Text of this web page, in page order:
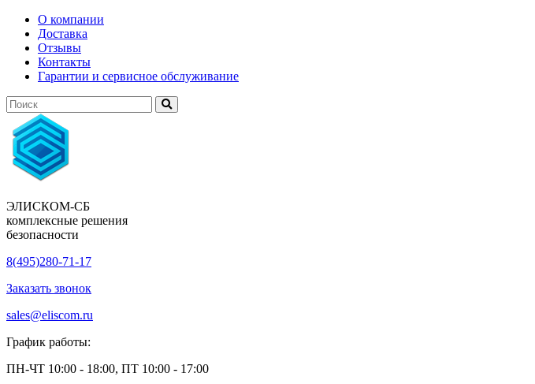
О компании
Доставка
Отзывы
Контакты
Гарантии и сервисное обслуживание
ЭЛИСКОМ-СБ
комплексные решения
безопасности
8(495)280-71-17
Заказать звонок
sales@eliscom.ru
График работы:
ПН-ЧТ 10:00 - 18:00, ПТ 10:00 - 17:00